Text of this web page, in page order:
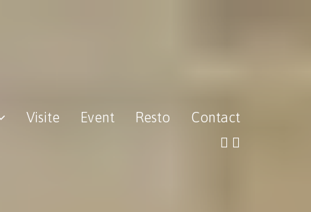
Visite Event Resto Contact